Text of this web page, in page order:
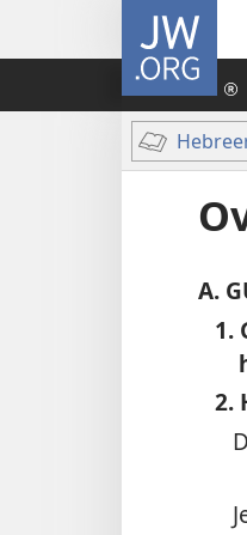
JW.ORG
A.
1.
2.